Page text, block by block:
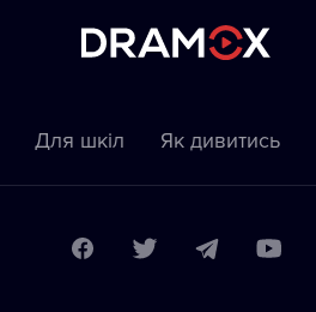
Для шкіл Як дивитись